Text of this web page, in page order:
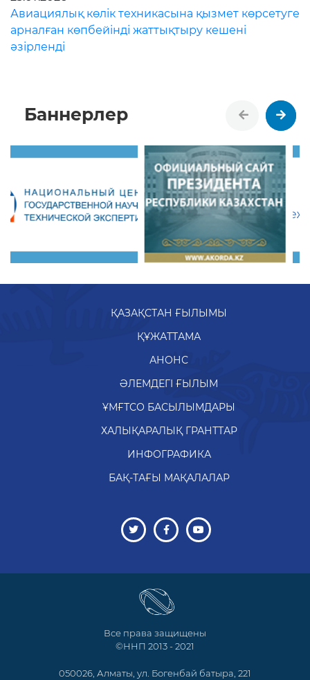
ҚАЗАҚСТАН ҒЫЛЫМЫ
ҚҰЖАТТАМА
АНОНС
ӘЛЕМДЕГІ ҒЫЛЫМ
ҰМҒТСО БАСЫЛЫМДАРЫ
ХАЛЫҚАРАЛЫҚ ГРАНТТАР
ИНФОГРАФИКА
БАҚ-ТАҒЫ МАҚАЛАЛАР
©ННП 2013 - 2021
Тел: 8 (727) 378 0509
E-mail: dir@inti.kz